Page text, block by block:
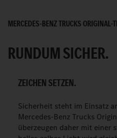
MERCEDES-BENZ TRUCKS ORIGINAL-
RUNDUM SICHER.
ZEICHEN SETZEN.
Sicherheit steht im Einsatz
Mercedes-Benz Trucks
überzeugen daher mit einer